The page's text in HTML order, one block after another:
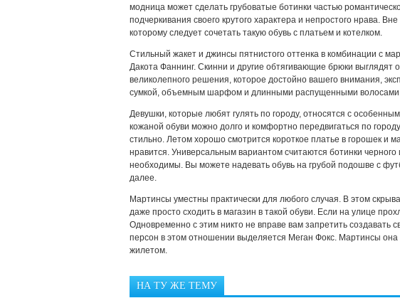
модница может сделать грубоватые ботинки частью
подчеркивания своего крутого характера и непростого нрава.
которому следует сочетать такую обувь с платьем и котелком.
Стильный жакет и джинсы пятнистого оттенка в комбинации с
Дакота Фаннинг. Скинни и другие обтягивающие брюки выглядят
великолепного решения, которое достойно вашего внимания,
сумкой, объемным шарфом и длинными распущенными
Девушки, которые любят гулять по городу, относятся с
кожаной обуви можно долго и комфортно передвигаться по
стильно. Летом хорошо смотрится короткое платье в горошек и
нравится. Универсальным вариантом считаются ботинки
необходимы. Вы можете надевать обувь на грубой подошве с
далее.
Мартинсы уместны практически для любого случая. В этом
даже просто сходить в магазин в такой обуви. Если на улице
Одновременно с этим никто не вправе вам запретить создавать
персон в этом отношении выделяется Меган Фокс. Мартинсы
жилетом.
НА ТУ ЖЕ ТЕМУ